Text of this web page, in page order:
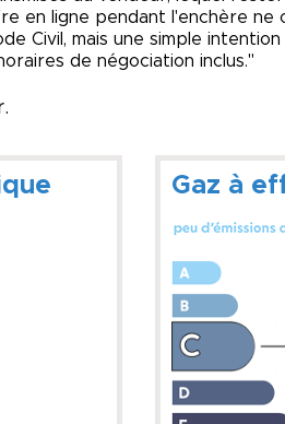
en ligne pendant l'enchère
Civil, mais une simple
de négociation inclus."
Gaz à